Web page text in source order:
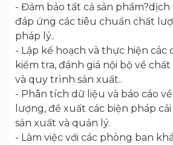
- Đảm bảo tất cả sản
đáp ứng các tiêu chuẩn chất
pháp lý..
- Lập kế hoạch và thực hiện
kiểm tra, đánh giá nội bộ về
và quy trình sản xuất..
- Phân tích dữ liệu và báo cáo
lượng, đề xuất các biện pháp
sản xuất và quản lý.
- Làm việc với các phòng ban